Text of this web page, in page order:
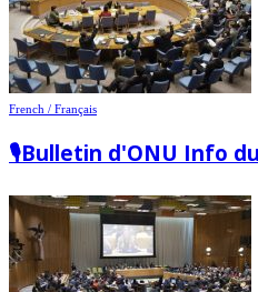
French / Français
🎙️Bulletin d'ONU Info